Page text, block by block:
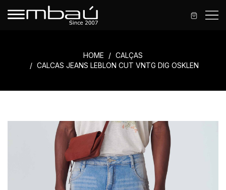
HOME
CALÇAS
CALCAS JEANS LEBLON CUT VNTG DIG OSKLEN